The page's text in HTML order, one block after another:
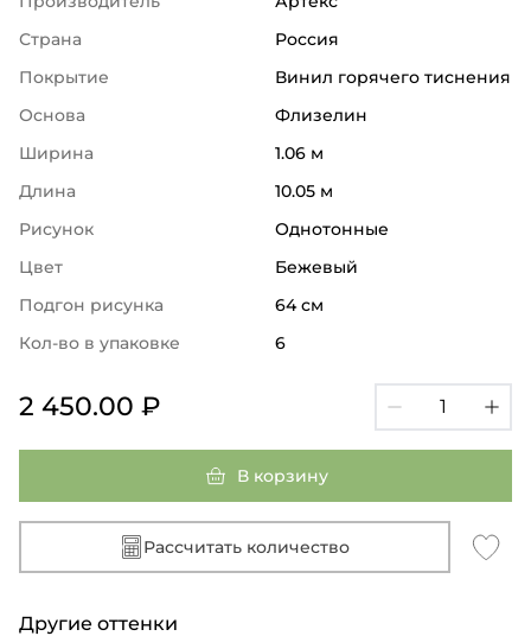
Страна
Россия
Покрытие
Винил горячего тиснения
Основа
Флизелин
Ширина
1.06 м
Длина
10.05 м
Рисунок
Однотонные
Цвет
Бежевый
Подгон рисунка
64 см
Кол-во в упаковке
6
2 450.00 ₽
В корзину
Рассчитать количество
Другие оттенки